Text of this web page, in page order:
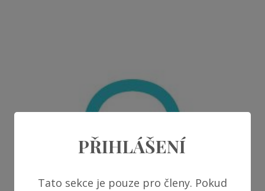
PŘIHLÁŠENÍ
Tato sekce je pouze pro členy. Pokud